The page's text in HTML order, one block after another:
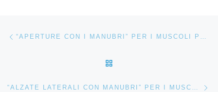
“APERTURE CON I MANUBRI” PER I MUSCOLI PETTORALI
“ALZATE LATERALI CON MANUBRI” PER I MUSCOLI DELLE SPALLE